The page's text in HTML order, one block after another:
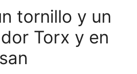
tornillo y un
Torx y en